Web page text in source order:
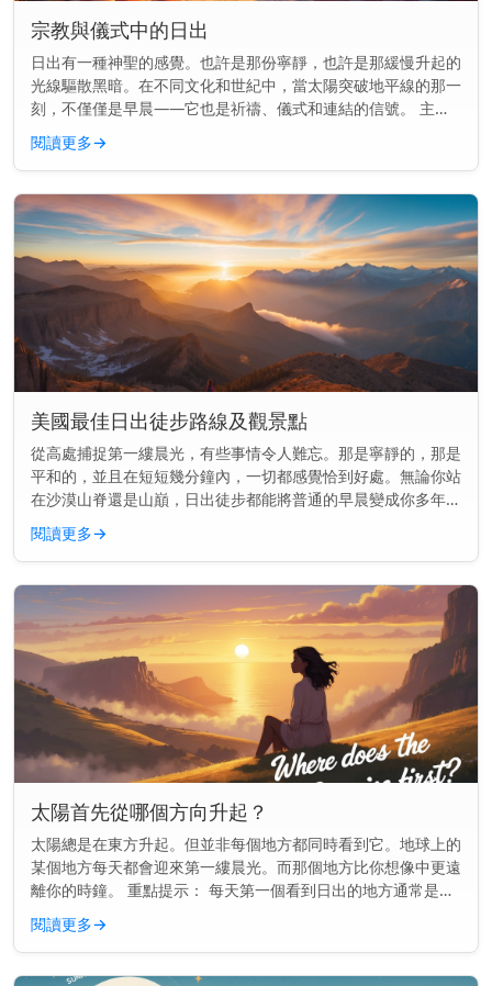
宗教與儀式中的日出
日出有一種神聖的感覺。也許是那份寧靜，也許是那緩慢升起的
光線驅散黑暗。在不同文化和世紀中，當太陽突破地平線的那一
刻，不僅僅是早晨——它也是祈禱、儀式和連結的信號。 主要
見解： 日出長久以來標誌著許多宗教中的神聖時刻，用於祈
禱、供品和儀式，以...
閱讀更多→
美國最佳日出徒步路線及觀景點
從高處捕捉第一縷晨光，有些事情令人難忘。那是寧靜的，那是
平和的，並且在短短幾分鐘內，一切都感覺恰到好處。無論你站
在沙漠山脊還是山巔，日出徒步都能將普通的早晨變成你多年難
忘的回憶。 快速見解： 美國最佳的日出徒步結合了寬闊的視野
與容易到中等難...
閱讀更多→
太陽首先從哪個方向升起？
太陽總是在東方升起。但並非每個地方都同時看到它。地球上的
某個地方每天都會迎來第一縷晨光。而那個地方比你想像中更遠
離你的時鐘。 重點提示： 每天第一個看到日出的地方通常是一
個名叫吉里巴斯的小島國，位於國際換日線附近。 地球如何決
定誰能第一時間...
閱讀更多→